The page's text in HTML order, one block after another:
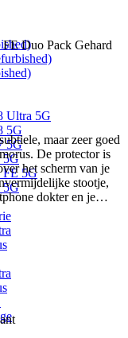
Ultra 5G
5G
5G
5G
FE 5G
5G
Duo Pack Gehard
maar zeer goed
De protector is
het scherm van je
stootje,
dokter en je